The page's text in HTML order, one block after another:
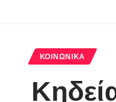
ΚΟΙΝΩΝΙΚΆ